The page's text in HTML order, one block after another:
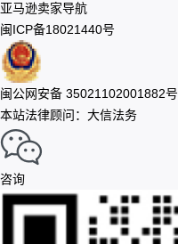
亚马逊卖家导航
闽ICP备18021440号
闽公网安备 35021102001882号
本站法律顾问：大信法务
咨询